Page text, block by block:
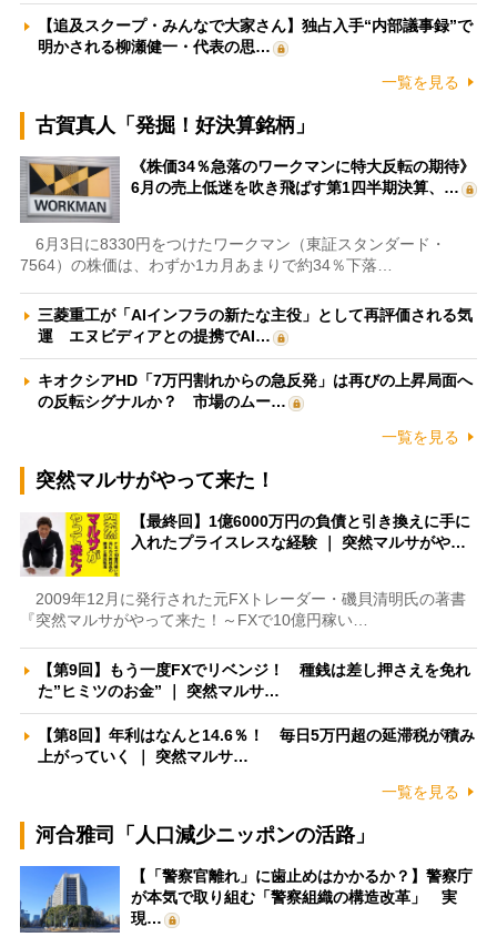
【追及スクープ・みんなで大家さん】独占入手“内部議事録”で
明かされる柳瀬健一・代表の思…
一覧を見る
古賀真人「発掘！好決算銘柄」
《株価34％急落のワークマンに特大反転の期待》
6月の売上低迷を吹き飛ばす第1四半期決算、…
6月3日に8330円をつけたワークマン（東証スタンダード・
7564）の株価は、わずか1カ月あまりで約34％下落…
三菱重工が「AIインフラの新たな主役」として再評価される気
運 エヌビディアとの提携でAI…
キオクシアHD「7万円割れからの急反発」は再びの上昇局面へ
の反転シグナルか？ 市場のムー…
一覧を見る
突然マルサがやって来た！
【最終回】1億6000万円の負債と引き換えに手に
入れたプライスレスな経験 ｜ 突然マルサがや…
2009年12月に発行された元FXトレーダー・磯貝清明氏の著書
『突然マルサがやって来た！～FXで10億円稼い…
【第9回】もう一度FXでリベンジ！ 種銭は差し押さえを免れ
た”ヒミツのお金” ｜ 突然マルサ…
【第8回】年利はなんと14.6％！ 毎日5万円超の延滞税が積み
上がっていく ｜ 突然マルサ…
一覧を見る
河合雅司「人口減少ニッポンの活路」
【「警察官離れ」に歯止めはかかるか？】警察庁
が本気で取り組む「警察組織の構造改革」 実
現…